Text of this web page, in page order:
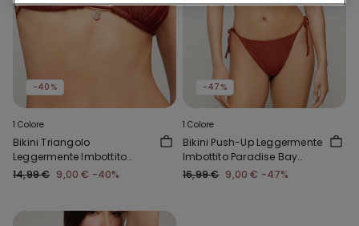
-40%
1 Colore
Bikini Triangolo
Leggermente Imbottito
Paradise Bay Rum
14,99 € 9,00 € -40%
-47%
1 Colore
Bikini Push-Up Leggermente
Imbottito Paradise Bay
Rum
16,99 € 9,00 € -47%